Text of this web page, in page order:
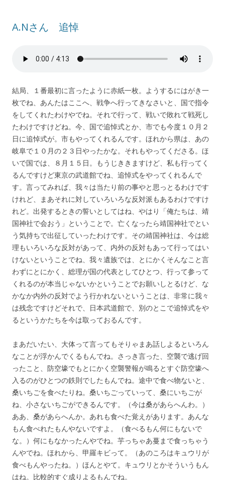
A.Nさん 追悼
結局、１番最初に言ったように赤紙一枚。ようするにはがき一
枚でね、あんたはここへ、戦争へ行ってきなさいと、国で指令
をしてくれたわけやでね。それで行って、戦いで敗れて戦死し
たわけですけどね。今、国で追悼式とか、市でも今度１０月２
日に追悼式が。市もやってくれるんです。ほれから県は、あの
岐阜で１０月の２３日やったかな。それもやってくださる。ほ
いで国では、８月１５日。もうじききますけど、私も行ってく
るんですけど東京の武道館でね、追悼式をやってくれるんで
す。言ってみれば、我々は当たり前の事やと思っとるわけです
けれど、まあそれに対していろいろな反対派もあるわけですけ
れど。出発するときの誓いとしてはね、やはり「俺たちは、靖
国神社で会おう」ということで。亡くなったら靖国神社でとい
う気持ちで出征していったわけです。その靖国神社は、今は総
理もいろいろな反対があって、内外の反対もあって行ってはい
けないということでね、我々遺族では、とにかくそんなこと言
わずにとにかく、総理が国の代表としてひとつ、行って参って
くれるのが本当じゃないかということでお願いしとるけど、な
かなか内外の反対でよう行かれないということは、非常に我々
は残念ですけどそれで、日本武道館で、別のとこで追悼式をや
るというかたちを今は取っておるんです。
まあだいたい、大体って言ってもそりゃまあ話しよるといろん
なことが浮かんでくるもんでね。さっき言った、空襲で逃げ回
ったこと、防空壕でもとにかく空襲警報が鳴るとすぐ防空壕へ
入るのがひとつの鉄則でしたもんでね。途中で食べ物ないと、
桑いちごを食べたりね。桑いちごっていって、桑にいちごが
ね、小さないちごができるんです。（今は桑があらへんわ。）
ああ、桑があらへんか。あれも食べた覚えがあります。あんな
もん食べれたもんやないですよ。（食べるもん何にもないで
な。）何にもなかったんやでね。芋っちゃあ蔓まで食っちゃう
んやでね。ほれから、甲羅キビって。（あのころはキュウリが
食べもんやったね。）ほんとやて。キュウリとかそういうもん
はね。比較的すぐ成りよるもんでね。